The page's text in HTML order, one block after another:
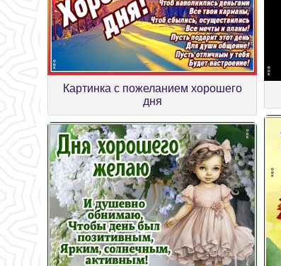
Картинка с пожеланием хорошего
дня